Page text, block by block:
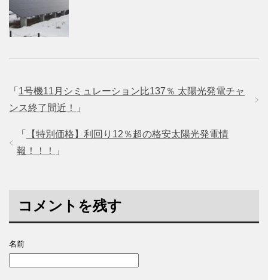
「 1号機11月シミュレーション比137％ 太陽光発電チャ
ンス終了間近！
」
「
【特別価格】利回り12％超の格安太陽光発電情
報！！！
」
コメントを残す
名前